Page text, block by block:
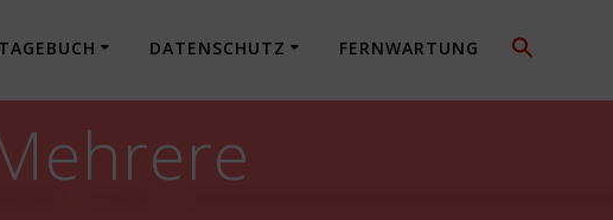
DATENSCHUTZ FERNWARTUNG